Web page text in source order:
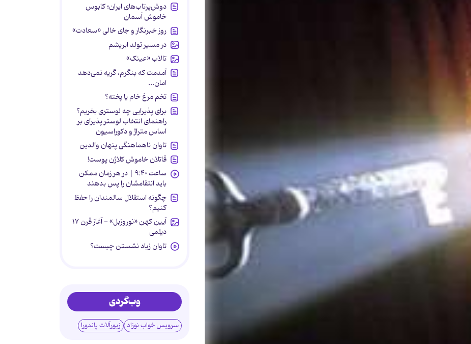
دوش‌پرتاب‌های ایران؛ کابوس
خاموش آسمان
روز خبرنگار و جای خالی «سعادت»
در مسیر تولد ابریشم
تالاب «عینک»
آمدمت که بنگرم، گریه نمی‌دهد
امان...
تخم مرغ خام یا پخته؟
برای پذیرایی چه لوستری بخریم؟
راهنمای انتخاب لوستر پذیرای بر
اساس متراژ و دکوراسیون
تاوان ناهماهنگی پنهان والدین
قاتلان خاموش کلاژن پوست!
ساعت ۹:۴۰ | در هر زمان ممکن
باید انتقامشان را پس بدهند
چگونه استقلال سالمندان را حفظ
کنیم؟
آیین کهن «نوروزبل» - آغاز قرن ۱۷
دیلمی
تاوان زیاد نشستن چیست؟
وب‌گردی
سرویس خواب نوزاد زیورآلات پاندورا